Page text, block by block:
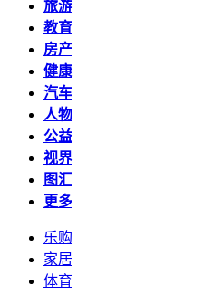
旅游
教育
房产
健康
汽车
人物
公益
视界
图汇
更多
乐购
家居
体育